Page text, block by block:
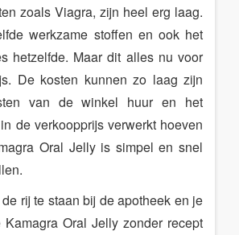
zoals Viagra, zijn heel erg laag.
werkzame stoffen en ook het
hetzelfde. Maar dit alles nu voor
De kosten kunnen zo laag zijn
van de winkel huur en het
de verkoopprijs verwerkt hoeven
Oral Jelly is simpel en snel
rij te staan bij de apotheek en je
Kamagra Oral Jelly zonder recept